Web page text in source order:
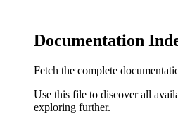
Documentation
Fetch the complete
Use this file to discover all
exploring further.